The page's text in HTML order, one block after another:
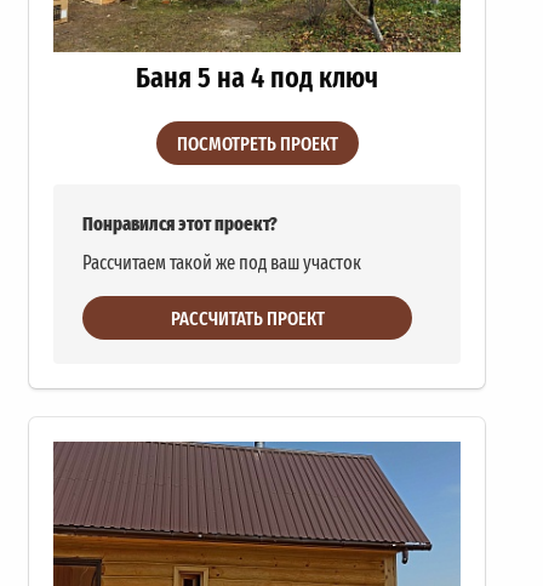
Баня 5 на 4 под ключ
ПОСМОТРЕТЬ ПРОЕКТ
Понравился этот проект?
Рассчитаем такой же под ваш участок
РАССЧИТАТЬ ПРОЕКТ